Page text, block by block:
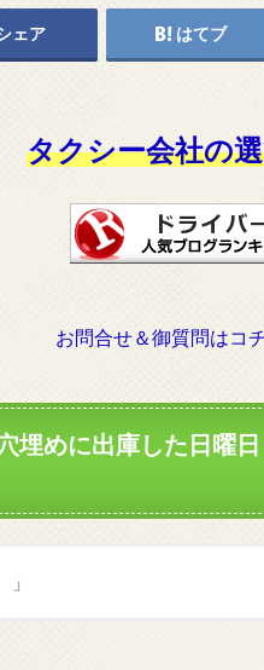
ェア はてブ
タクシー会社の
お問合せ＆御質問はコ
埋めに出庫した日曜